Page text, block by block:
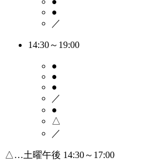
●
／
14:30～19:00
●
●
●
／
●
△
／
△…土曜午後 14:30～17:00